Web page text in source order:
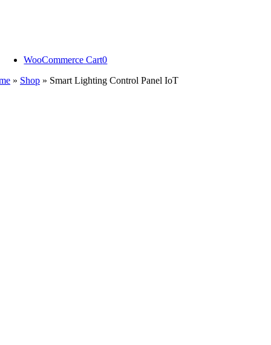
WooCommerce Cart0
» Shop » Smart Lighting Control Panel IoT